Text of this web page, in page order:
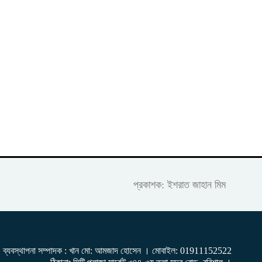
প্রকাশক: ইশরাত জাহান মিম
ব্যবস্থাপনা সম্পাদক : খান মো: আমজাদ হোসেন । মোবাইল: 01911152522